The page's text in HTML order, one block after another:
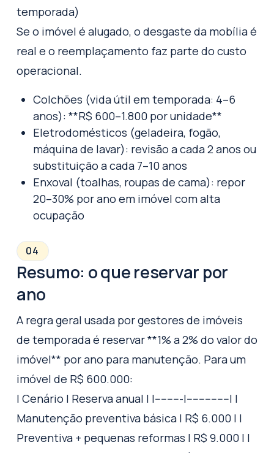
temporada)
Se o imóvel é alugado, o desgaste da mobília é
real e o reemplaçamento faz parte do custo
operacional.
Colchões (vida útil em temporada: 4–6
anos): **R$ 600–1.800 por unidade**
Eletrodomésticos (geladeira, fogão,
máquina de lavar): revisão a cada 2 anos ou
substituição a cada 7–10 anos
Enxoval (toalhas, roupas de cama): repor
20–30% por ano em imóvel com alta
ocupação
04
Resumo: o que reservar por
ano
A regra geral usada por gestores de imóveis
de temporada é reservar **1% a 2% do valor do
imóvel** por ano para manutenção. Para um
imóvel de R$ 600.000:
| Cenário | Reserva anual | |---------|--------------| |
Manutenção preventiva básica | R$ 6.000 | |
Preventiva + pequenas reformas | R$ 9.000 | |